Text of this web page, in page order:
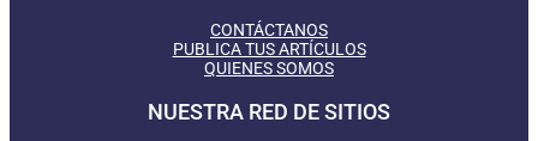
CONTÁCTANOS
PUBLICA TUS ARTÍCULOS
QUIENES SOMOS
NUESTRA RED DE SITIOS